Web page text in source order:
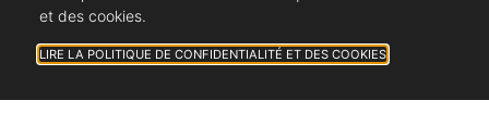
Théâtres
et des cookies.
LIRE LA POLITIQUE DE CONFIDENTIALITÉ ET DES COOKIES